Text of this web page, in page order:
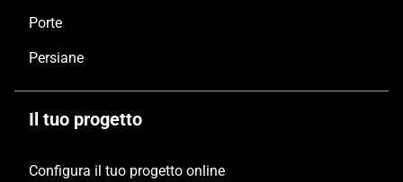
Porte
Persiane
Il tuo progetto
Configura il tuo progetto online